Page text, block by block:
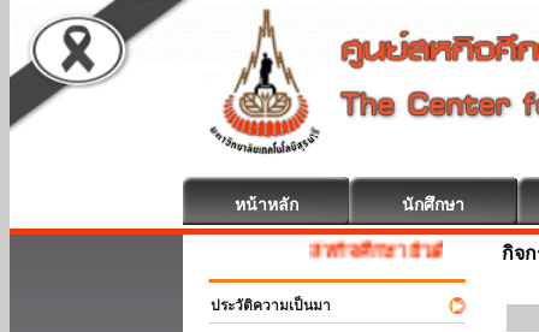
หน้าหลัก นักศึกษา
สหกิจศึกษา ยินดีต้อนรับ
ประวัติความเป็นมา
กิจ